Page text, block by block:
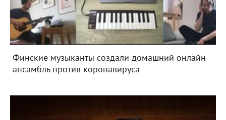
Финские музыканты создали домашний онлайн-
ансамбль против коронавируса